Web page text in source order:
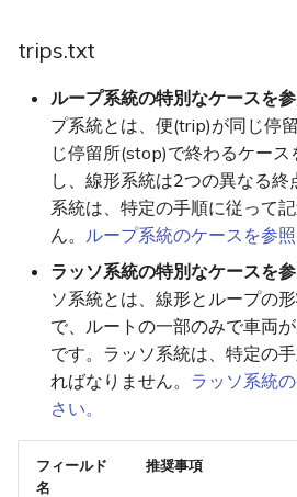
trips.txt
ループ系統の特別なケースを
プ系統とは、便(trip)が同じ停
じ停留所(stop)で終わるケー
し、線形系統は2つの異なる
系統は、特定の手順に従って
ん。 ループ系統のケースを参照
ラッソ系統の特別なケースを
ソ系統とは、線形とループの
で、ルートの一部のみで車両
です。ラッソ系統は、特定の
ればなりません。 ラッソ系統
さい。
フィールド
名
推奨事項